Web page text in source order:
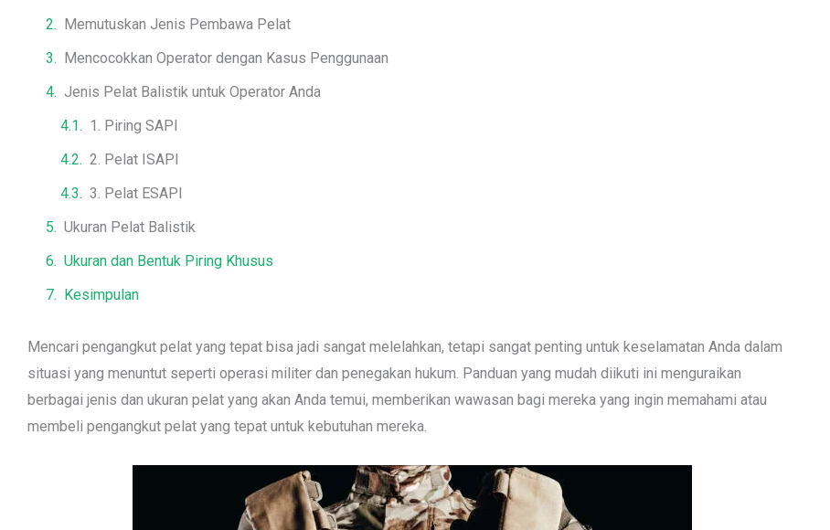
Memutuskan Jenis Pembawa Pelat
Mencocokkan Operator dengan Kasus Penggunaan
Jenis Pelat Balistik untuk Operator Anda
1. Piring SAPI
2. Pelat ISAPI
3. Pelat ESAPI
Ukuran Pelat Balistik
Ukuran dan Bentuk Piring Khusus
Kesimpulan
Mencari pengangkut pelat yang tepat bisa jadi sangat melelahkan, tetapi sangat penting untuk keselamatan Anda dalam
situasi yang menuntut seperti operasi militer dan penegakan hukum. Panduan yang mudah diikuti ini menguraikan
berbagai jenis dan ukuran pelat yang akan Anda temui, memberikan wawasan bagi mereka yang ingin memahami atau
membeli pengangkut pelat yang tepat untuk kebutuhan mereka.